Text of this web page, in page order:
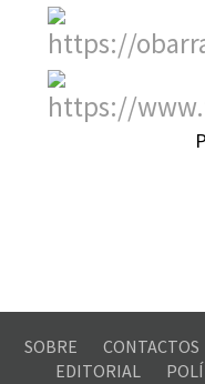
SOBRE CONTACTOS
EDITORIAL